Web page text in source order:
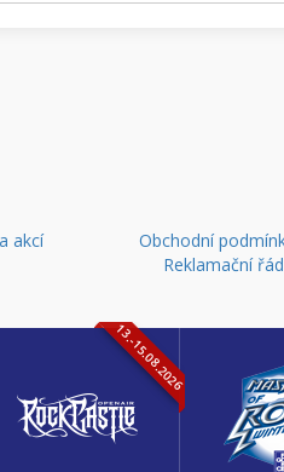
akcí
Obchodní
Reklamační řád
13.-15.08.2026